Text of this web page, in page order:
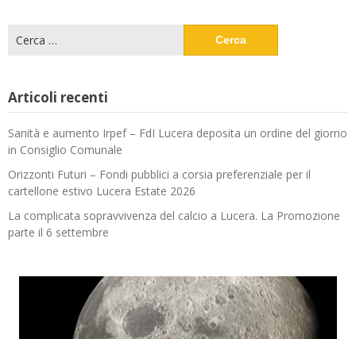
per:
Articoli recenti
Sanità e aumento Irpef – FdI Lucera deposita un ordine del giorno
in Consiglio Comunale
Orizzonti Futuri – Fondi pubblici a corsia preferenziale per il
cartellone estivo Lucera Estate 2026
La complicata sopravvivenza del calcio a Lucera. La Promozione
parte il 6 settembre